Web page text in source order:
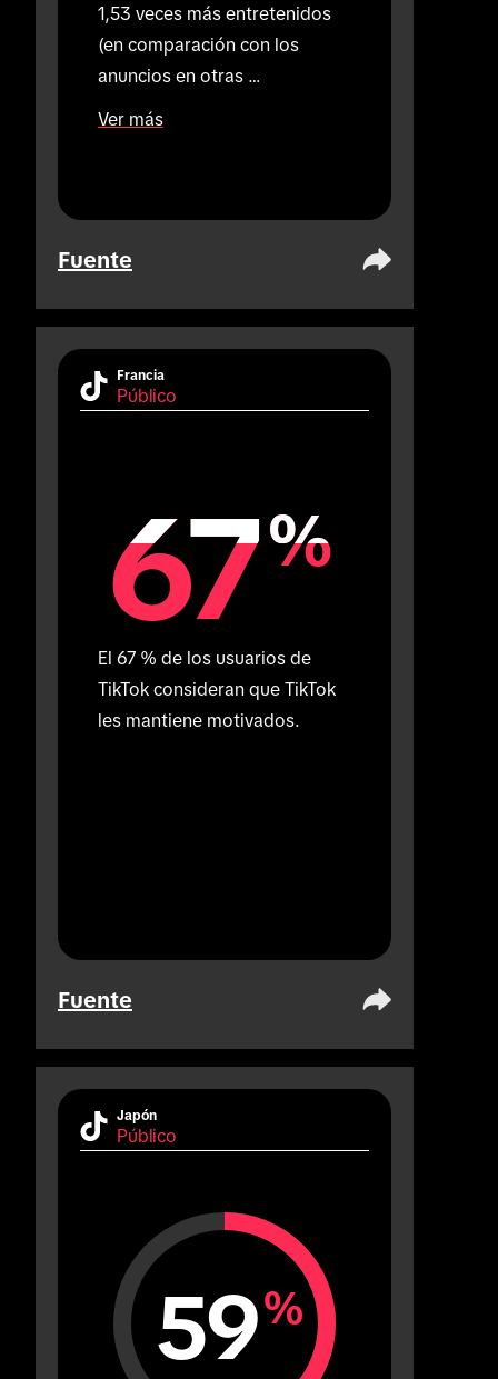
1,53 veces más entretenidos
(en comparación con los
anuncios en otras
plataformas).
Ver más
Fuente
Francia
Público
67%
67%
El 67 % de los usuarios de
TikTok consideran que TikTok
les mantiene motivados.
Fuente
Japón
Público
59%